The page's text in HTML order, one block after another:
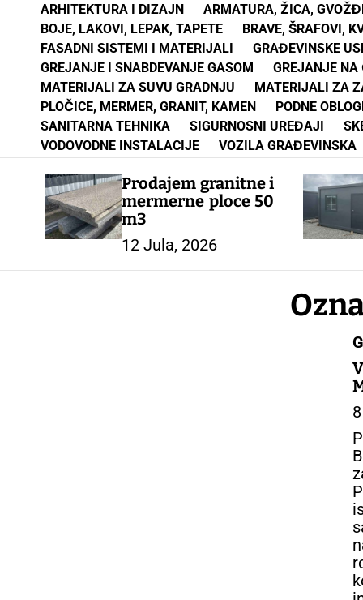
ARHITEKTURA I DIZAJN ARMATURA, ŽICA,
BOJE, LAKOVI, LEPAK, TAPETE
BRAVE, ŠRAFOVI,
FASADNI SISTEMI I MATERIJALI
GRAĐEVINSKE
GREJANJE I SNABDEVANJE GASOM
GREJANJE NA
MATERIJALI ZA SUVU GRADNJU
MATERIJALI ZA
PLOČICE, MERMER, GRANIT, KAMEN
PODNE
SANITARNA TEHNIKA
SIGURNOSNI UREĐAJI
VODOVODNE INSTALACIJE
VOZILA GRAĐEVINSKA
Prodajem granitne i
mermerne ploce 50
m3
12 Jula, 2026